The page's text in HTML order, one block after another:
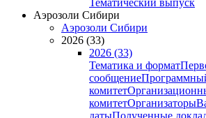
Тематический выпуск
Аэрозоли Сибири
Аэрозоли Сибири
2026 (33)
2026 (33)
Тематика и формат
сообщение
комитет
комитетОрганизаторы
датыПолученные